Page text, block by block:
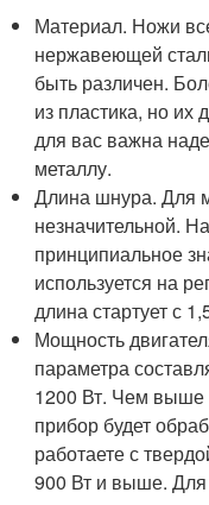
Материал. Ножи
нержавеющей
быть различен.
из пластика, но их
для вас важна
металлу.
Длина шнура. Для
незначительной.
принципиальное
используется на
длина стартует с
Мощность
параметра
1200 Вт. Чем выше
прибор будет
работаете с
900 Вт и выше. Для